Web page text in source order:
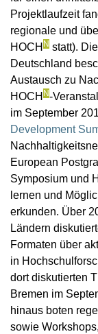
Projektlaufzeit
regionale und
HOCH N statt).
Deutschland
Austausch zu
HOCH N-
im September
Development
European
Symposium und
lernen und
erkunden. Über
Ländern
Formaten über
in
dort diskutierten
Bremen im
hinaus boten
sowie